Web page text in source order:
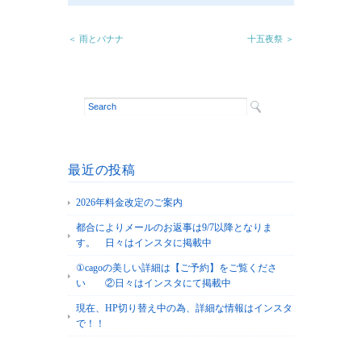
＜ 雨とバナナ 十五夜祭 ＞
最近の投稿
2026年料金改定のご案内
都合によりメールのお返事は9/7以降となりま
す。 日々はインスタに掲載中
①cagoの美しい詳細は【ご予約】をご覧くださ
い ②日々はインスタにて掲載中
現在、HP切り替え中の為、詳細な情報はインスタ
で！！